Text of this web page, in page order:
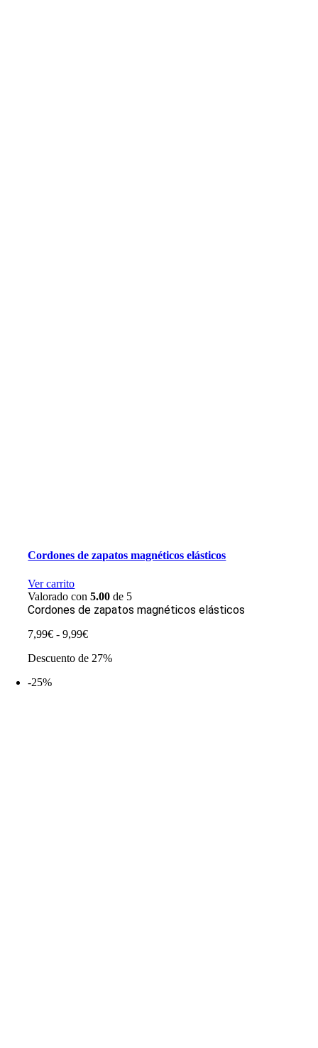
Cordones de zapatos magnéticos elásticos
Ver carrito
Valorado con5.00 de 5
Cordones de zapatos magnéticos elásticos
7,99€ - 9,99€Rango
precios:
Descuento de 27%
-25%